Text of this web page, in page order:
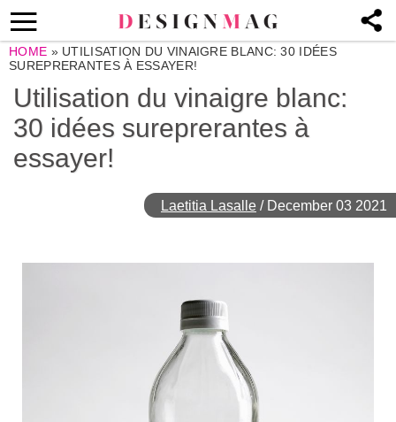
HOME » UTILISATION DU VINAIGRE BLANC: 30 IDÉES
SUREPRERANTES À ESSAYER!
Utilisation du vinaigre blanc:
30 idées sureprerantes à
essayer!
Laetitia Lasalle / December 03 2021